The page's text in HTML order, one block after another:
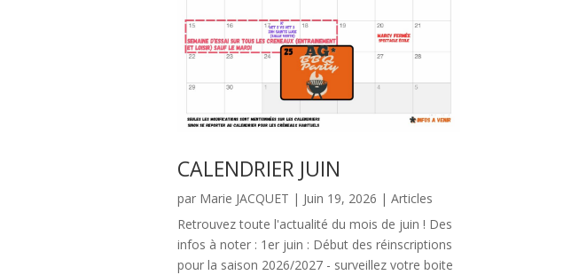
CALENDRIER JUIN
par Marie JACQUET | Juin 19, 2026 | Articles
Retrouvez toute l'actualité du mois de juin ! Des
infos à noter : 1er juin : Début des réinscriptions
pour la saison 2026/2027 - surveillez votre boite